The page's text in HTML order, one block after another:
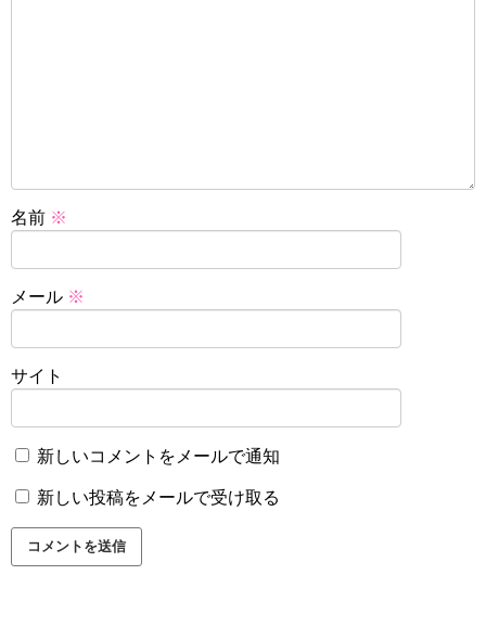
名前 ※
メール ※
サイト
新しいコメントをメールで通知
新しい投稿をメールで受け取る